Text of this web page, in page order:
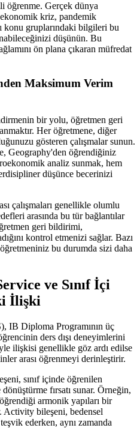
öğrenme. Gerçek dünya
kriz, pandemik
konu gruplarındaki bilgileri bu
düşünün. Bu
ön plana çıkaran müfredat
Maksimum Verim
bir yolu, öğretmen geri
Her öğretmene, diğer
gösteren çalışmalar sunun.
Geography'den öğrendiğiniz
analiz sunmak, hem
düşünce becerinizi
çalışmaları genellikle olumlu
arasında bu tür bağlantılar
geri bildirimi,
kontrol etmenizi sağlar. Bazı
bu durumda sizi daha
ve Sınıf İçi
İlişki
IB Diploma Programının üç
ders dışı deneyimlerini
ilişkisi genellikle göz ardı edilse
arası öğrenmeyi derinleştirir.
sınıf içinde öğrenilen
fırsatı sunar. Örneğin,
armonik yapıları bir
Activity bileşeni, bedensel
ederken, aynı zamanda